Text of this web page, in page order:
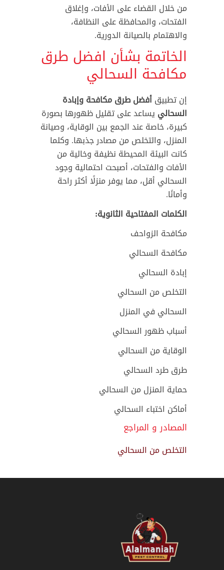
من خلال القضاء على الأفات، وإغلاق
الفتحات، والمحافظة على النظافة،
والاهتمام بالصيانة الدورية.
الخاتمة بشأن افضل طرق
مكافحة السحالي
إن تطبيقأفضل طرق مكافحة وإبادة
السحالي يساعد على تقليل ظهورها بصورة
كبيرة، خاصة عند الجمع بين الوقاية، وصيانة
المنزل، والتخلص من مصادر جذبها. وكلما
كانت البيئة المحيطة نظيفة وخالية من
الأفات والفتحات، أصبحت احتمالية وجود
السحالي أقل، مما يوفر منزلًا أكثر راحة
وأمانًا.
الكلمات المفتاحية الثانوية:
مكافحة الزواحف
مكافحة السحالي
إبادة السحالي
التخلص من السحالي
السحالي في المنزل
أسباب ظهور السحالي
الوقاية من السحالي
طرق طرد السحالي
حماية المنزل من السحالي
أماكن اختباء السحالي
المصادر و المراجع
التخلص من السحالي